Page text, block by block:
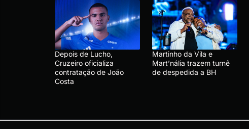
Depois de Lucho,
Cruzeiro oficializa
contratação de João
Costa
Martinho da Vila e
Mart’nália trazem turnê
de despedida a BH